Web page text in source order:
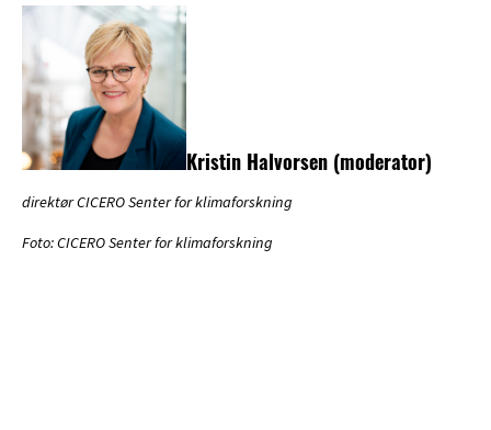
Kristin Halvorsen (moderator)
direktør CICERO Senter for klimaforskning
Foto: CICERO Senter for klimaforskning